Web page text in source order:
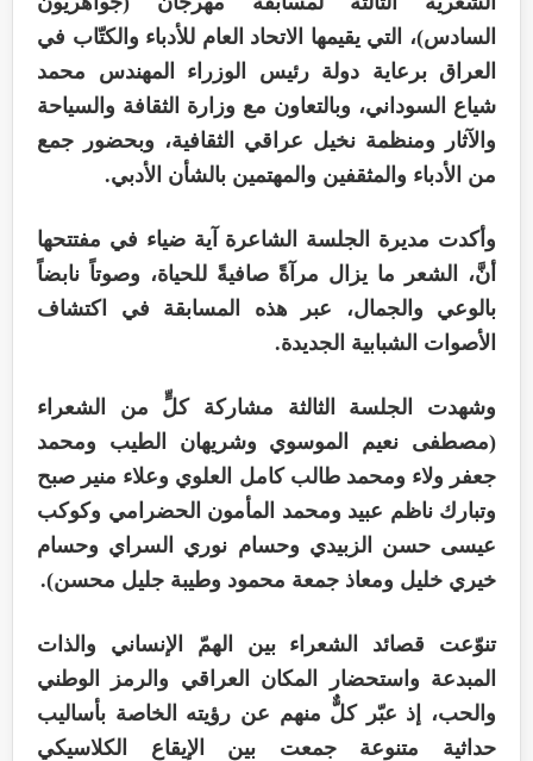
السادس)، التي يقيمها الاتحاد العام للأدباء والكتّاب في
العراق برعاية دولة رئيس الوزراء المهندس محمد
شياع السوداني، وبالتعاون مع وزارة الثقافة والسياحة
والآثار ومنظمة نخيل عراقي الثقافية، وبحضور جمع
من الأدباء والمثقفين والمهتمين بالشأن الأدبي.
وأكدت مديرة الجلسة الشاعرة آية ضياء في مفتتحها
أنَّ، الشعر ما يزال مرآةً صافيةً للحياة، وصوتاً نابضاً
بالوعي والجمال، عبر هذه المسابقة في اكتشاف
الأصوات الشبابية الجديدة.
وشهدت الجلسة الثالثة مشاركة كلٍّ من الشعراء
(مصطفى نعيم الموسوي وشريهان الطيب ومحمد
جعفر ولاء ومحمد طالب كامل العلوي وعلاء منير صبح
وتبارك ناظم عبيد ومحمد المأمون الحضرامي وكوكب
عيسى حسن الزبيدي وحسام نوري السراي وحسام
خيري خليل ومعاذ جمعة محمود وطيبة جليل محسن).
تنوّعت قصائد الشعراء بين الهمّ الإنساني والذات
المبدعة واستحضار المكان العراقي والرمز الوطني
والحب، إذ عبّر كلٌّ منهم عن رؤيته الخاصة بأساليب
حداثية متنوعة جمعت بين الإيقاع الكلاسيكي